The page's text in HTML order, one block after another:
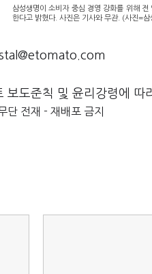
삼성생명이 소비자 중심 경영 강화를 위해
한다고 밝혔다. 사진은 기사와 무관. (사진=삼
보도준칙 및 윤리강령에 따
전재 - 재배포 금지